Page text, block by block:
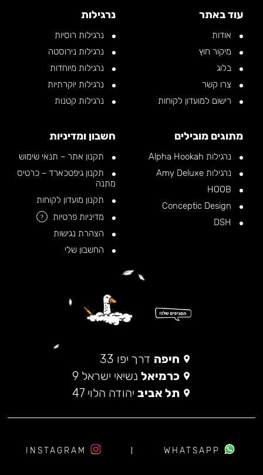
עוד באתר
אודות
מיקור חוץ
בלוג
צרו קשר
רישום למועדון לקוחות
נרגילות
נרגילות רוסיות
נרגילות נירוסטה
נרגילות מיוחדות
נרגילות יוקרתיות
נרגילות קטנות
מתוגים מובילים
נרגילות Alpha Hookah
נרגילות Amy Deluxe
חשבון ומדיניות
תקנון אתר – תנאי שימוש
תקנון גיפטכארד – כרטיס
מתנה
תקנון מועדון לקוחות
מדיניות פרטיות
?
הצהרת נגישות
החשבון שלי
חיפה דרך יפו 33
כרמיאל נשיאי ישראל 9
תל אביב יהודה הלוי 47
WHATSAPP
INSTAGRAM